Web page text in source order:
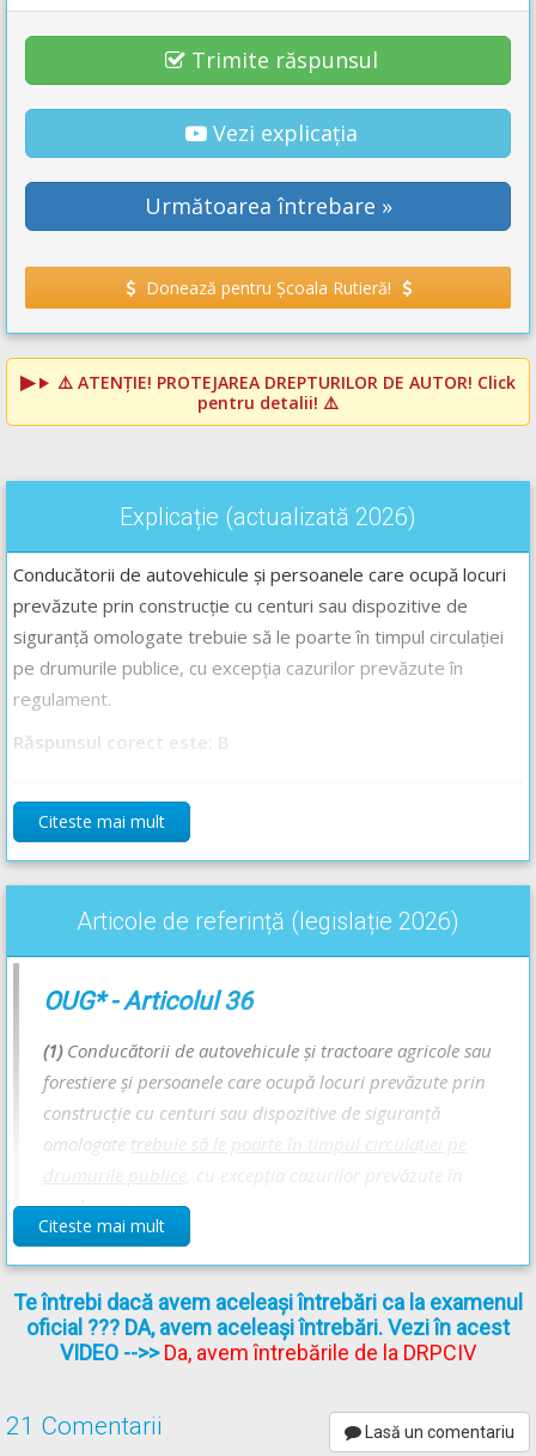
Trimite răspunsul
Vezi explicația
Următoarea întrebare »
Donează pentru Școala Rutieră!
⚠️ ATENȚIE! PROTEJAREA DREPTURILOR DE AUTOR! Click
pentru detalii! ⚠️
Explicație (actualizată 2026)
Conducătorii de autovehicule și persoanele care ocupă locuri
prevăzute prin construcție cu centuri sau dispozitive de
siguranță omologate trebuie să le poarte în timpul circulației
pe drumurile publice, cu excepția cazurilor prevăzute în
regulament.
Răspunsul corect este: B
Recomandări:
Obligațiile și interdicțiile conducătorilor de vehicule în timpul
deplasării - Lecție Audio-Video -->Codul Rutier - Obligații,
Audio-Video -->
copiilor
Citeste mai mult
Articole de referință (legislație 2026)
OUG* - Articolul 36
(1)Conducătorii de autovehicule şi tractoare agricole sau
forestiere şi persoanele care ocupă locuri prevăzute prin
construcţie cu centuri sau dispozitive de siguranţă
omologate trebuie să le poarte în timpul circulaţiei pe
regulament.
(1^1)Conducătorii de autovehicule având locuri
prevăzute prin construcţie cu centuri de siguranţă
trebuie să informeze pasagerii cu privire la obligaţia
legală de a le purta în timpul circulaţiei pe drumurile
publice.
prevăzute prin construcţie cu centuri de siguranţă au
Citeste mai mult
Te întrebi dacă avem aceleași întrebări ca la examenul
oficial ??? DA, avem aceleași întrebări. Vezi în acest
VIDEO -->>Da, avem întrebările de la DRPCIV
21 Comentarii Lasă un comentariu